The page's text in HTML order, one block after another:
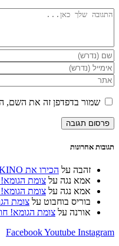
להגיב
הזן
את
השם
שלך
או
שם
משתמש
כדי
הזן
את
כתובת
דואר
האלקטרוני
שלך
כדי
הזן
את
כתובת
האינטרנט
שלך
שמור בדפדפן זה את השם,
תגובות אחרונות
זהבה על הכירו את ALOKINO – מרכז לטיפולי אסתטיקה
אמא נגה על צומת
אמא נגה על צומת
בוריס בוחבוט על צומת
אורנה על צומת הגומא!
FacebookYoutube Instagram